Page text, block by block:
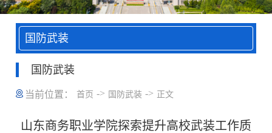
国防武装
国防武装
当前位置： 首页 -> 国防武装 -> 正文
山东商务职业学院探索提升高校武装工作质